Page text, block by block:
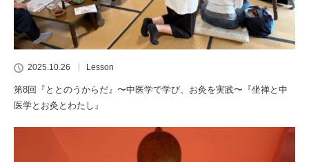
2025.10.26 Lesson
第8回『ととのうからだ』〜中医学で学び、お灸を実践〜『坐禅と中
医学とお灸とわたし』